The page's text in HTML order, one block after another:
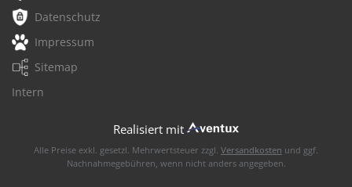
Datenschutz
Impressum
Sitemap
Intern
Realisiert mit
Alle Preise exkl. gesetzl. Mehrwertsteuer zzgl. Versandkosten und ggf.
Nachnahmegebühren, wenn nicht anders angegeben.